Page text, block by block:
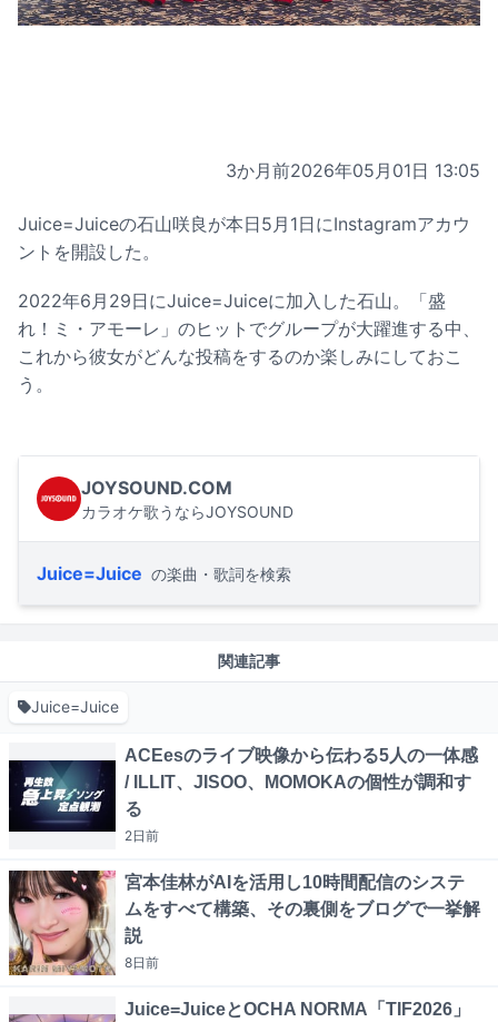
3か月前2026年05月01日 13:05
Juice=Juiceの石山咲良が本日5月1日にInstagramアカウ
ントを開設した。
2022年6月29日にJuice=Juiceに加入した石山。「盛
れ！ミ・アモーレ」のヒットでグループが大躍進する中、
これから彼女がどんな投稿をするのか楽しみにしておこ
う。
JOYSOUND.COM
カラオケ歌うならJOYSOUND
Juice=Juice の楽曲・歌詞を検索
関連記事
Juice=Juice
ACEesのライブ映像から伝わる5人の一体感
/ ILLIT、JISOO、MOMOKAの個性が調和す
る
2日前
宮本佳林がAIを活用し10時間配信のシステ
ムをすべて構築、その裏側をブログで一挙解
説
8日前
Juice=JuiceとOCHA NORMA「TIF2026」